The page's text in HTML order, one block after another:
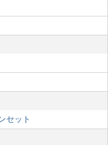
セット